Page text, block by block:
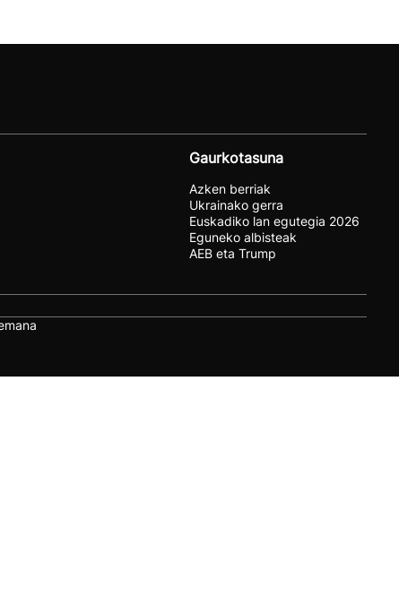
Gaurkotasuna
Azken berriak
Ukrainako gerra
Euskadiko lan egutegia 2026
Eguneko albisteak
AEB eta Trump